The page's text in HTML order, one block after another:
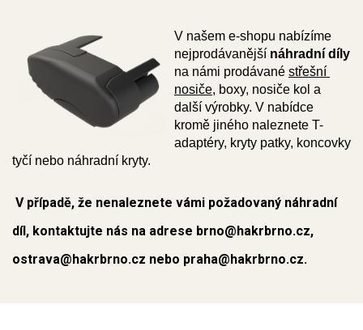
V našem e-shopu nabízíme
nejprodávanější náhradní díly
na námi prodávané střešní
nosiče, boxy, nosiče kol a
další výrobky. V nabídce
kromě jiného naleznete T-
adaptéry, kryty patky, koncovky
tyčí nebo náhradní kryty.
V případě, že nenaleznete vámi požadovaný náhradní
díl, kontaktujte nás na adrese brno@hakrbrno.cz,
ostrava@hakrbrno.cz nebo praha@hakrbrno.cz.